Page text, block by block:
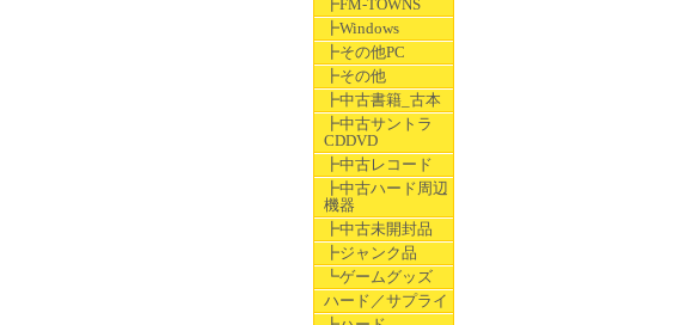
┣FM-TOWNS
┣Windows
┣その他PC
┣その他
┣中古書籍_古本
┣中古サントラ
CDDVD
┣中古レコード
┣中古ハード周辺
機器
┣中古未開封品
┣ジャンク品
┗ゲームグッズ
ハード／サプライ